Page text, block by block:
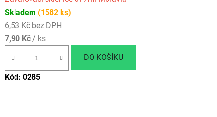
Skladem (1582 ks)
6,53 Kč bez DPH
7,90 Kč / ks
DO KOŠÍKU
Kód: 0285